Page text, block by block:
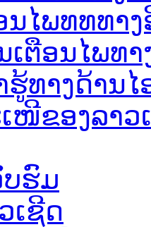
ນໄພທທທາງ
ເຕືອນໄພທາ
ທາງດ້ານໄ
ໜີຂອງລາວ
ຮົມ
ເຊີດ